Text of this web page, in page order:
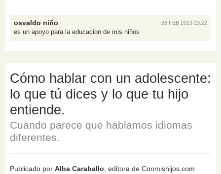
26 FEB 2013 23:22
osvaldo niño
es un apoyo para la educacion de mis niños
Cómo hablar con un adolescente:
lo que tú dices y lo que tu hijo
entiende.
Cuando parece que hablamos idiomas
diferentes.
Publicado por Alba Caraballo , editora de Conmishijos.com